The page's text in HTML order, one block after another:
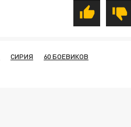
СИРИЯ
60 БОЕВИКОВ